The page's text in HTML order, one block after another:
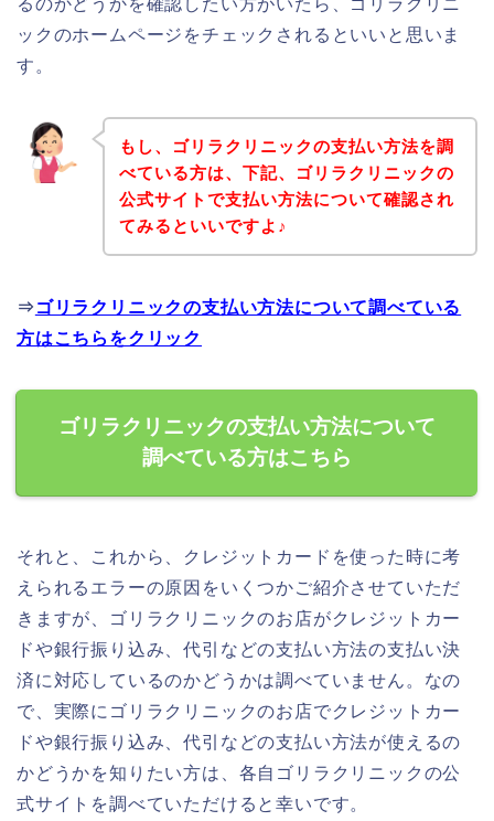
るのかどうかを確認したい方がいたら、ゴリラクリニ
ックのホームページをチェックされるといいと思いま
す。
もし、ゴリラクリニックの支払い方法を調
べている方は、下記、ゴリラクリニックの
公式サイトで支払い方法について確認され
てみるといいですよ♪
⇒ ゴリラクリニックの支払い方法について調べている
方はこちらをクリック
ゴリラクリニックの支払い方法について
調べている方はこちら
それと、これから、クレジットカードを使った時に考
えられるエラーの原因をいくつかご紹介させていただ
きますが、ゴリラクリニックのお店がクレジットカー
ドや銀行振り込み、代引などの支払い方法の支払い決
済に対応しているのかどうかは調べていません。なの
で、実際にゴリラクリニックのお店でクレジットカー
ドや銀行振り込み、代引などの支払い方法が使えるの
かどうかを知りたい方は、各自ゴリラクリニックの公
式サイトを調べていただけると幸いです。